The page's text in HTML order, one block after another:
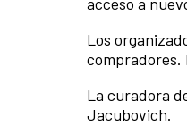
Los
compradores.
La curadora
Jacubovich.